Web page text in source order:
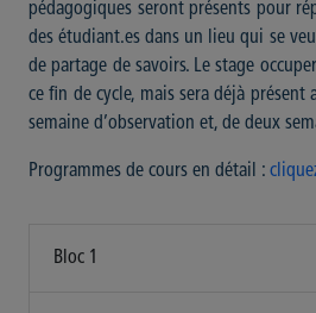
pédagogiques seront présents pour
des étudiant.es dans un lieu qui se
de partage de savoirs. Le stage
ce fin de cycle, mais sera déjà présent
semaine d’observation et, de deux
Programmes de cours en détail :
Bloc 1